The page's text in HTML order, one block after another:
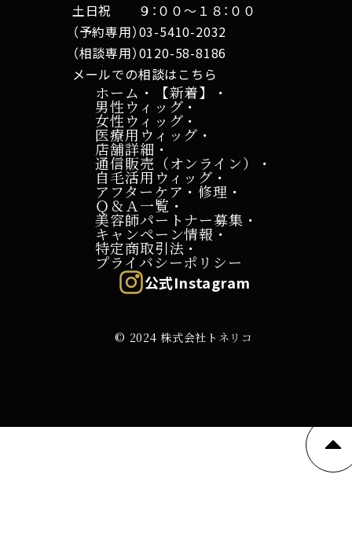
土日祝 ９：００～１８：００
（予約専用）03-5410-2032
（相談専用）0120-58-8186
メールでの相談はこちら
ホーム・【新着】・
男性ウィッグ・
女性ウィッグ・
医療用ウィッグ・
店舗詳細・
通信販売（オンライン）・
自毛活用ウィッグ・
アフターケア・修理・
Ｑ＆Ａ一覧・
美容師パートナー募集・
キャンペーン情報・
特定商取引法・
プライバシーポリシー
公式Instagram
© 2024株式会社トネリコ